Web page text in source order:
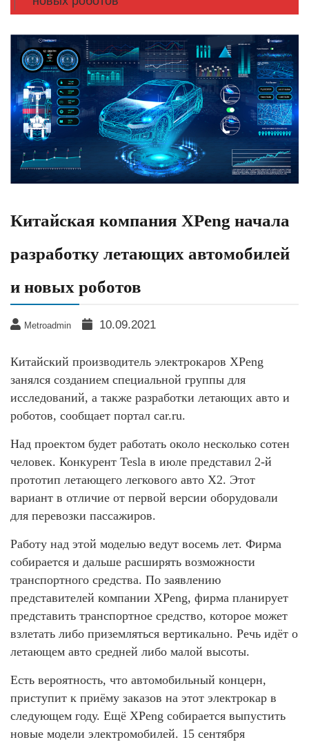
Китайская компания XPeng начала
разработку летающих автомобилей
и новых роботов
Metroadmin 10.09.2021
Китайский производитель электрокаров XPeng
занялся созданием специальной группы для
исследований, а также разработки летающих авто и
роботов, сообщает портал car.ru.
Над проектом будет работать около несколько сотен
человек. Конкурент Tesla в июле представил 2-й
прототип летающего легкового авто X2. Этот
вариант в отличие от первой версии оборудовали
для перевозки пассажиров.
Работу над этой моделью ведут восемь лет. Фирма
собирается и дальше расширять возможности
транспортного средства. По заявлению
представителей компании XPeng, фирма планирует
представить транспортное средство, которое может
взлетать либо приземляться вертикально. Речь идёт о
летающем авто средней либо малой высоты.
Есть вероятность, что автомобильный концерн,
приступит к приёму заказов на этот электрокар в
следующем году. Ещё XPeng собирается выпустить
новые модели электромобилей. 15 сентября